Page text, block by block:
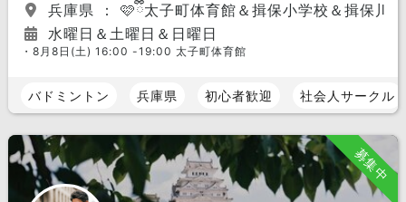
兵庫県 ： 🩷ྀི太子町体育館＆揖保小学校＆揖保川
水曜日＆土曜日＆日曜日
・8月8日(土) 16:00 -19:00 太子町体育館
バドミントン 兵庫県 初心者歓迎 社会人サークル
募集中